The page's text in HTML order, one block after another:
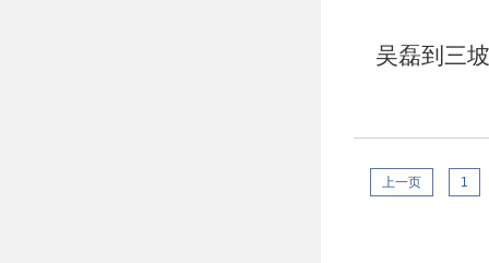
吴磊到三
上一页 1